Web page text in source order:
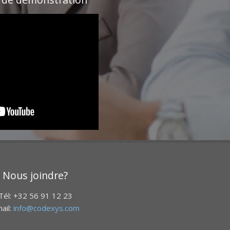
Nous joindre?
+32 56 91 12 23
info@codexys.com